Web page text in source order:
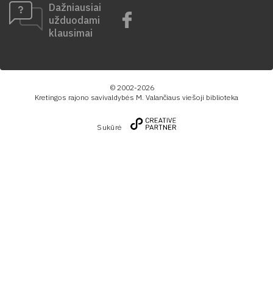
Dažniausiai
užduodami
klausimai
© 2002-2026
Kretingos rajono savivaldybės M. Valančiaus viešoji biblioteka
Sukūrė